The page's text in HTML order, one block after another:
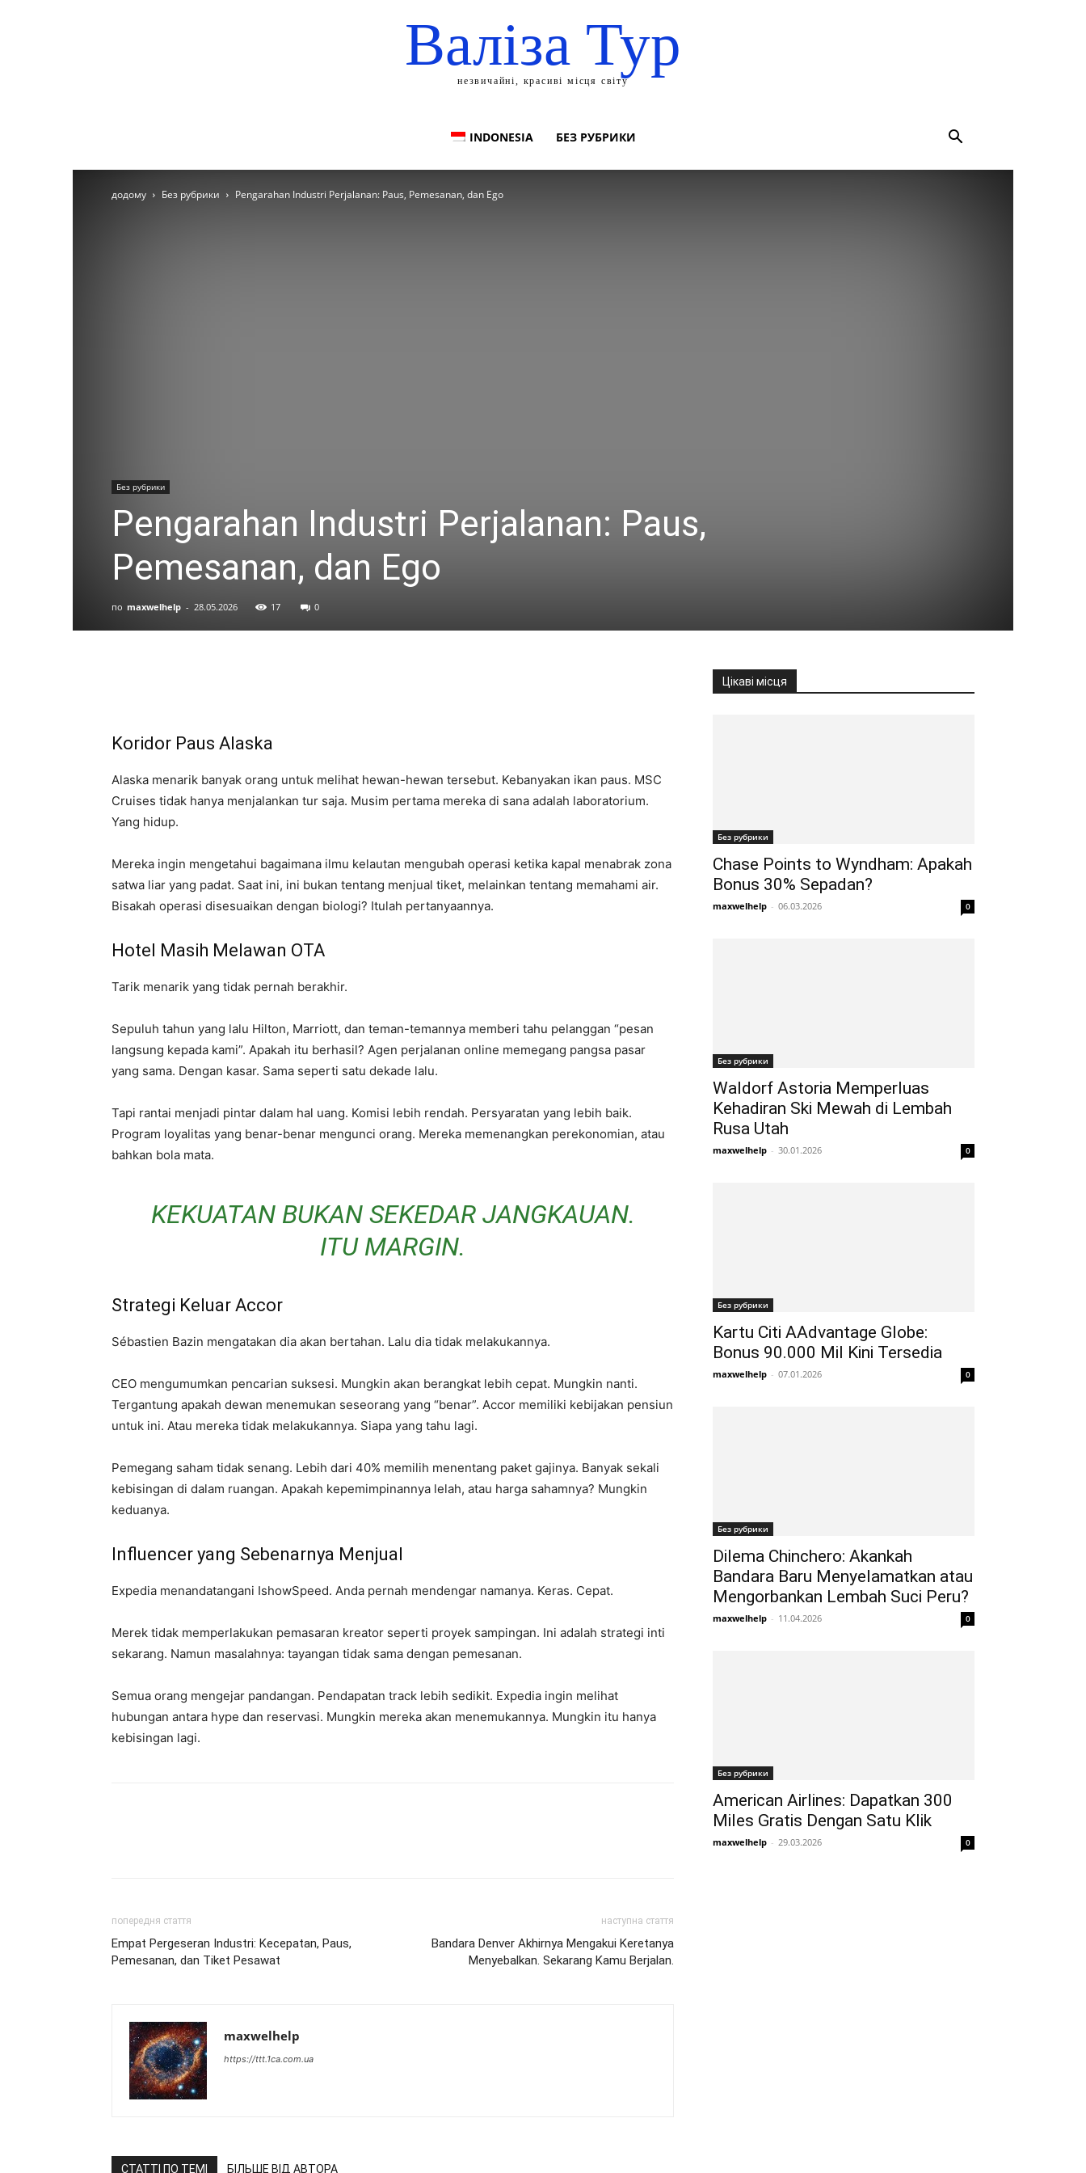
Валіза Тур
незвичайні, красиві місця світу
INDONESIA БЕЗ РУБРИКИ
додому Без рубрики Pengarahan Industri Perjalanan: Paus, Pemesanan, dan Ego
Без рубрики
Pengarahan Industri Perjalanan: Paus,
Pemesanan, dan Ego
по maxwelhelp - 28.05.2026 17 0
Koridor Paus Alaska
Alaska menarik banyak orang untuk melihat hewan-hewan tersebut. Kebanyakan ikan paus. MSC
Cruises tidak hanya menjalankan tur saja. Musim pertama mereka di sana adalah laboratorium.
Yang hidup.
Mereka ingin mengetahui bagaimana ilmu kelautan mengubah operasi ketika kapal menabrak zona
satwa liar yang padat. Saat ini, ini bukan tentang menjual tiket, melainkan tentang memahami air.
Bisakah operasi disesuaikan dengan biologi? Itulah pertanyaannya.
Hotel Masih Melawan OTA
Tarik menarik yang tidak pernah berakhir.
Sepuluh tahun yang lalu Hilton, Marriott, dan teman-temannya memberi tahu pelanggan “pesan
langsung kepada kami”. Apakah itu berhasil? Agen perjalanan online memegang pangsa pasar
yang sama. Dengan kasar. Sama seperti satu dekade lalu.
Tapi rantai menjadi pintar dalam hal uang. Komisi lebih rendah. Persyaratan yang lebih baik.
Program loyalitas yang benar-benar mengunci orang. Mereka memenangkan perekonomian, atau
bahkan bola mata.
KEKUATAN BUKAN SEKEDAR JANGKAUAN.
ITU MARGIN.
Strategi Keluar Accor
Sébastien Bazin mengatakan dia akan bertahan. Lalu dia tidak melakukannya.
CEO mengumumkan pencarian suksesi. Mungkin akan berangkat lebih cepat. Mungkin nanti.
Tergantung apakah dewan menemukan seseorang yang “benar”. Accor memiliki kebijakan pensiun
untuk ini. Atau mereka tidak melakukannya. Siapa yang tahu lagi.
Pemegang saham tidak senang. Lebih dari 40% memilih menentang paket gajinya. Banyak sekali
kebisingan di dalam ruangan. Apakah kepemimpinannya lelah, atau harga sahamnya? Mungkin
keduanya.
Influencer yang Sebenarnya Menjual
Expedia menandatangani IshowSpeed. Anda pernah mendengar namanya. Keras. Cepat.
Merek tidak memperlakukan pemasaran kreator seperti proyek sampingan. Ini adalah strategi inti
sekarang. Namun masalahnya: tayangan tidak sama dengan pemesanan.
Semua orang mengejar pandangan. Pendapatan track lebih sedikit. Expedia ingin melihat
hubungan antara hype dan reservasi. Mungkin mereka akan menemukannya. Mungkin itu hanya
kebisingan lagi.
попередня стаття
Empat Pergeseran Industri: Kecepatan, Paus,
Pemesanan, dan Tiket Pesawat
наступна стаття
Bandara Denver Akhirnya Mengakui Keretanya
Menyebalkan. Sekarang Kamu Berjalan.
maxwelhelp
https://ttt.1ca.com.ua
СТАТТІ ПО ТЕМІ БІЛЬШЕ ВІД АВТОРА
Цікаві місця
Без рубрики
Chase Points to Wyndham: Apakah
Bonus 30% Sepadan?
maxwelhelp - 06.03.2026 0
Без рубрики
Waldorf Astoria Memperluas
Kehadiran Ski Mewah di Lembah
Rusa Utah
maxwelhelp - 30.01.2026 0
Без рубрики
Kartu Citi AAdvantage Globe:
Bonus 90.000 Mil Kini Tersedia
maxwelhelp - 07.01.2026 0
Без рубрики
Dilema Chinchero: Akankah
Bandara Baru Menyelamatkan atau
Mengorbankan Lembah Suci Peru?
maxwelhelp - 11.04.2026 0
Без рубрики
American Airlines: Dapatkan 300
Miles Gratis Dengan Satu Klik
maxwelhelp - 29.03.2026 0